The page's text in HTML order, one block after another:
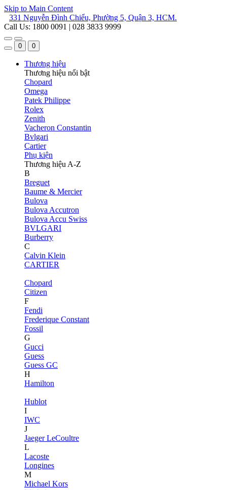
Skip to Main Content
331 Nguyễn Đình Chiểu, Phường 5, Quận 3, HCM.
Call Us: 1800 0091 | 028 3833 9999
0 0
Thương hiệu
Thương hiệu nổi bật
Chopard
Omega
Patek Philippe
Rolex
Zenith
Vacheron Constantin
Bvlgari
Cartier
Phụ kiện
Thương hiệu A-Z
B
Breguet
Baume & Mercier
Bulova
Bulova Accutron
Bulova Accu Swiss
BVLGARI
Burberry
C
Calvin Klein
CARTIER
Chopard
Citizen
F
Fendi
Frederique Constant
Fossil
G
Gucci
Guess
Guess GC
H
Hamilton
Hublot
I
IWC
J
Jaeger LeCoultre
L
Lacoste
Longines
M
Michael Kors